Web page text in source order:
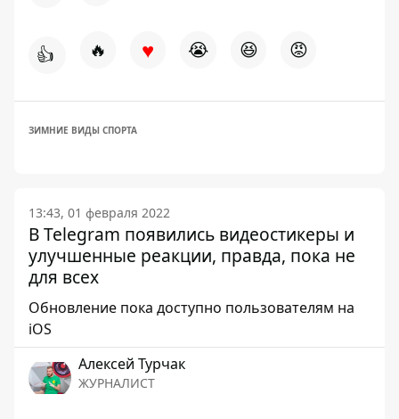
👍 🔥 ♥ 😭 😆 😡
ЗИМНИЕ ВИДЫ СПОРТА
13:43, 01 февраля 2022
В Telegram появились видеостикеры и
улучшенные реакции, правда, пока не
для всех
Обновление пока доступно пользователям на
iOS
Алексей Турчак
ЖУРНАЛИСТ